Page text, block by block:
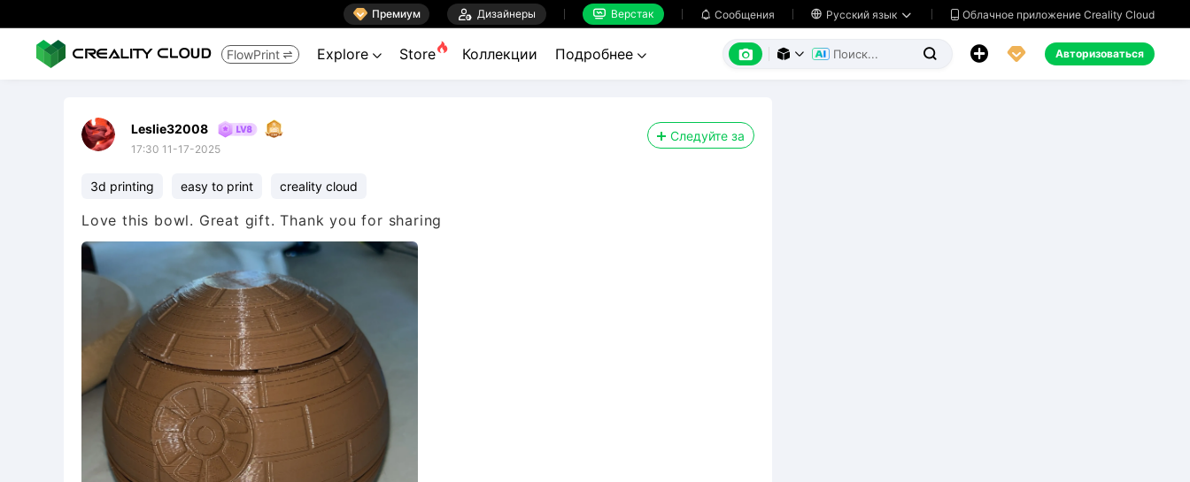
 Премиум  Дизайнеры  Верстак  Сообщения  Русский язык   Облачное приложение Creality Cloud
FlowPrint  Explore  Store Коллекции Подробнее        Авторизоваться
Leslie32008
17:30 11-17-2025
Следуйте за
3d printing easy to print creality cloud
Love this bowl. Great gift. Thank you for sharing